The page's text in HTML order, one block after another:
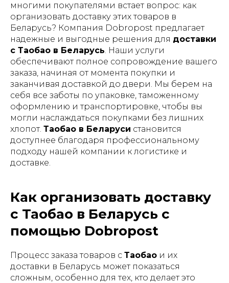
многими покупателями встает вопрос: как
организовать доставку этих товаров в
Беларусь? Компания Dobropost предлагает
надежные и выгодные решения для доставки
с Таобао в Беларусь. Наши услуги
обеспечивают полное сопровождение вашего
заказа, начиная от момента покупки и
заканчивая доставкой до двери. Мы берем на
себя все заботы по упаковке, таможенному
оформлению и транспортировке, чтобы вы
могли наслаждаться покупками без лишних
хлопот. Таобао в Беларуси становится
доступнее благодаря профессиональному
подходу нашей компании к логистике и
доставке.
Как организовать доставку
с Таобао в Беларусь с
помощью Dobropost
Процесс заказа товаров с Таобао и их
доставки в Беларусь может показаться
сложным, особенно для тех, кто делает это